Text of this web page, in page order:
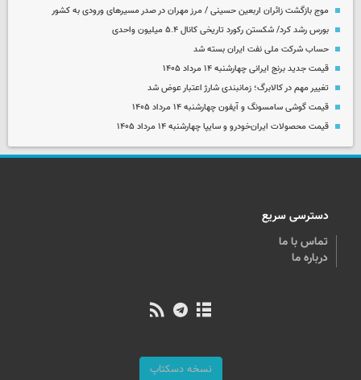
موج بازگشت زائران اربعین حسینی / مرز مهران در صدر مسیرهای ورودی به کشور
بورس رشد کرد/ شکستن رکورد تاریخی کانال ۵.۴ میلیون واحدی
حساب‌ شرکت ملی نفت ایران بسته شد
قیمت جدید برنج ایرانی چهارشنبه ۱۴ مرداد ۱۴۰۵
تغییر مهم در کالابرگ؛ زمانبندی‌ شارژ اعتبار عوض شد
قیمت گوشی سامسونگ و آیفون چهارشنبه ۱۴ مرداد ۱۴۰۵
قیمت محصولات ایران‌خودرو و سایپا چهارشنبه ۱۴ مرداد ۱۴۰۵
دسترسی سریع
تماس با ما
درباره ما
نسخه دسکتاپ